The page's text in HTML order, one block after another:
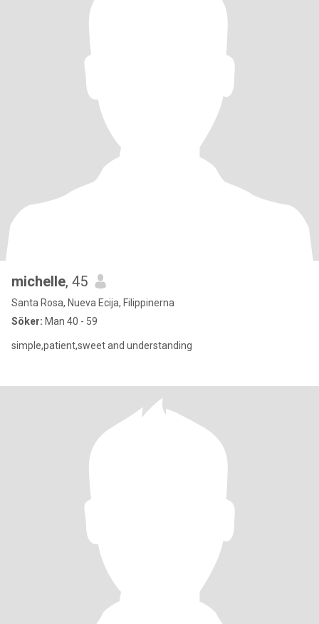
michelle, 45
Santa Rosa, Nueva Ecija, Filippinerna
Söker: Man 40 - 59
simple,patient,sweet and understanding